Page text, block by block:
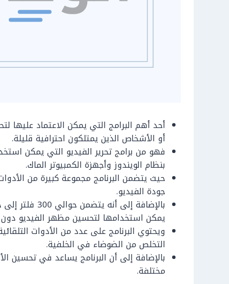
أحد أهم البرامج التي يمكن الاعتماد عليها
أو الأشخاص الذين يمتلكون احترافية قليلة.
فهو من برامج تحرير الفيديو التي يمكن
بنظام الويندوز وأجهزة الكمبيوتر الماك.
حيث يتضمن البرنامج مجموعة كبيرة من
جودة الفيديو.
بالإضافة إلى
يمكن استخدامها لتحسين مظهر الفيديو
ويحتوي البرنامج على عدد من الأدوات
التخلص من الضوضاء في الخلفية.
بالإضافة إلى أن البرنامج يساعد في تحسين
مختلفة.